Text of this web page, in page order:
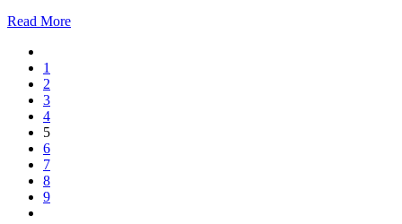
Read More
1
2
3
4
5
6
7
8
9